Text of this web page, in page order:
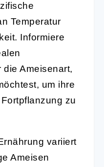
Temperatur
Informiere
die Ameisenart,
um ihre
zu
variiert
Ameisen